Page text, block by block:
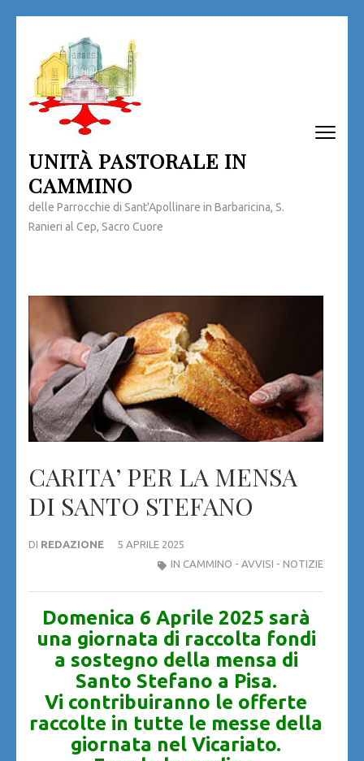
contenuto
(premi
invio)
UNITÀ PASTORALE IN
CAMMINO
delle Parrocchie di Sant'Apollinare in Barbaricina, S.
Ranieri al Cep, Sacro Cuore
CARITA’ PER LA MENSA
DI SANTO STEFANO
DI REDAZIONE
5 APRILE 2025
IN CAMMINO - AVVISI - NOTIZIE
Domenica 6 Aprile 2025 sarà
una giornata di raccolta fondi
a sostegno della mensa di
Santo Stefano a Pisa.
Vi contribuiranno le offerte
raccolte in tutte le messe della
giornata nel Vicariato.